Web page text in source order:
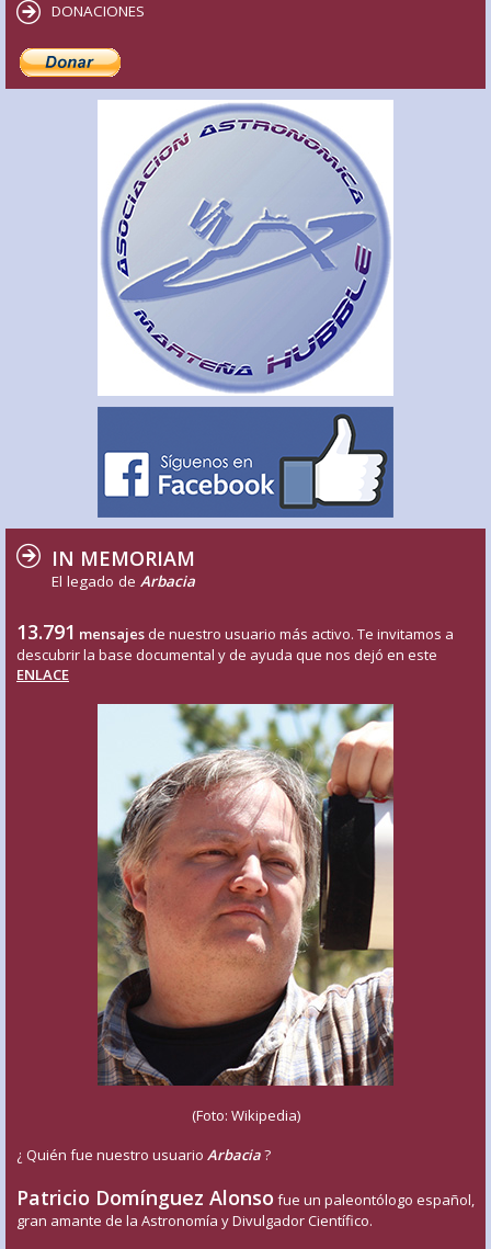
DONACIONES
IN MEMORIAM
El legado de Arbacia
13.791 mensajes de nuestro usuario más activo. Te invitamos a
descubrir la base documental y de ayuda que nos dejó en este
ENLACE
(Foto: Wikipedia)
¿ Quién fue nuestro usuario Arbacia?
Patricio Domínguez Alonso fue un paleontólogo español,
gran amante de la Astronomía y Divulgador Científico.